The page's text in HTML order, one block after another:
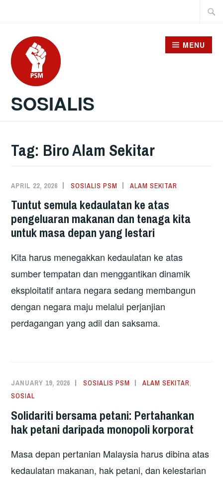
content
SOSIALIS
MENU
Tag: Biro Alam Sekitar
APRIL 22, 2026 SOSIALIS PSM ALAM SEKITAR
Tuntut semula kedaulatan ke atas
pengeluaran makanan dan tenaga kita
untuk masa depan yang lestari
Kita harus menegakkan kedaulatan ke atas
sumber tempatan dan menggantikan dinamik
eksploitatif antara negara sedang membangun
dengan negara maju melalui perjanjian
perdagangan yang adil dan saksama.
JANUARY 19, 2026 SOSIALIS PSM ALAM SEKITAR,
SOSIAL
Solidariti bersama petani: Pertahankan
hak petani daripada monopoli korporat
Masa depan pertanian Malaysia harus dibina atas
kedaulatan makanan, hak petani, dan kelestarian